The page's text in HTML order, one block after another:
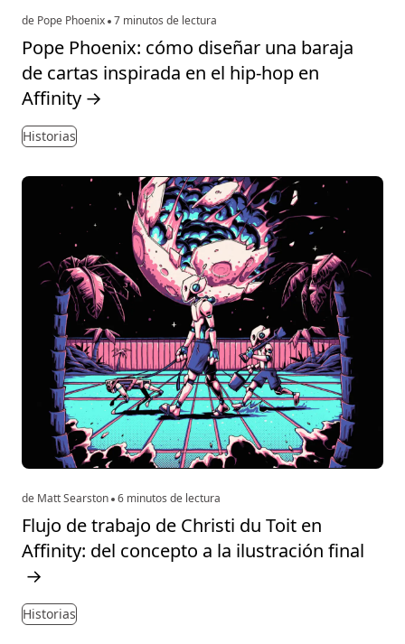
de Pope Phoenix 7 minutos de lectura
Pope Phoenix: cómo diseñar una baraja
de cartas inspirada en el hip-hop en
Affinity →
Historias
de Matt Searston 6 minutos de lectura
Flujo de trabajo de Christi du Toit en
Affinity: del concepto a la ilustración final
→
Historias